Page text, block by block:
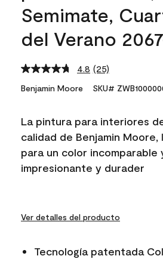
Semimate,
del Verano
4.8 Read
25
Reviews.
link.
(25)
Benjamin Moore SKU#
La pintura para interiores
calidad de Benjamin Moore,
para un color incomparable
impresionante y durader
Ver detalles del producto
Tecnología patentada